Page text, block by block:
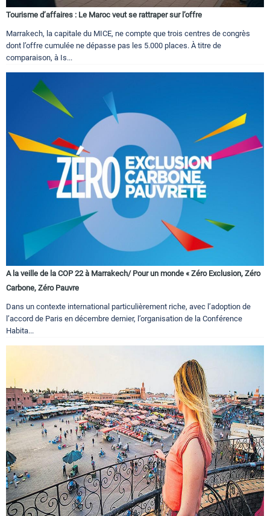
Tourisme d’affaires : Le Maroc veut se rattraper sur l’offre
Marrakech, la capitale du MICE, ne compte que trois centres de congrès
dont l’offre cumulée ne dépasse pas les 5.000 places. À titre de
comparaison, à Is...
A la veille de la COP 22 à Marrakech/ Pour un monde « Zéro Exclusion, Zéro
Carbone, Zéro Pauvre
Dans un contexte international particulièrement riche, avec l’adoption de
l’accord de Paris en décembre dernier, l’organisation de la Conférence
Habita...